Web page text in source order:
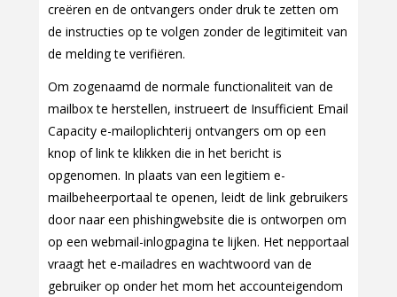
creëren en de ontvangers onder druk te zetten om
de instructies op te volgen zonder de legitimiteit van
de melding te verifiëren.
Om zogenaamd de normale functionaliteit van de
mailbox te herstellen, instrueert de Insufficient Email
Capacity e-mailoplichterij ontvangers om op een
knop of link te klikken die in het bericht is
opgenomen. In plaats van een legitiem e-
mailbeheerportaal te openen, leidt de link gebruikers
door naar een phishingwebsite die is ontworpen om
op een webmail-inlogpagina te lijken. Het nepportaal
vraagt het e-mailadres en wachtwoord van de
gebruiker op onder het mom het accounteigendom